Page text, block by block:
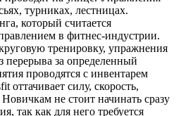
турниках, лестницах.
который считается
в фитнес-индустрии.
тренировку, упражнения
перерыва за определенный
проводятся с инвентарем
оттачивает силу, скорость,
не стоит начинать сразу
так как для него требуется